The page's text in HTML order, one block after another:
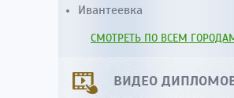
Ивантеевка
СМОТРЕТЬ ПО ВСЕМ
ВИДЕО